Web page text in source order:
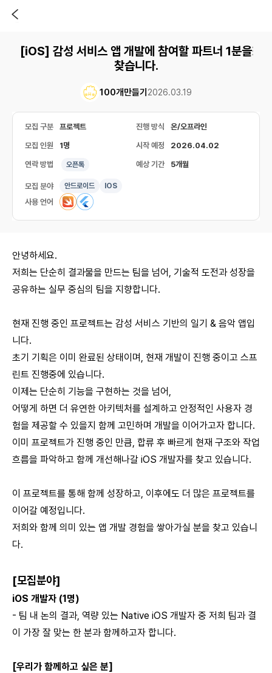
[iOS] 감성 서비스 앱 개발에 참여할 파트너 1분을
찾습니다.
100개만들기 2026.03.19
모집 구분 프로젝트 진행 방식 온/오프라인
모집 인원 1명 시작 예정 2026.04.02
연락 방법 오픈톡 예상 기간 5개월
모집 분야 안드로이드 IOS
사용 언어
안녕하세요.
저희는 단순히 결과물을 만드는 팀을 넘어, 기술적 도전과 성장을
공유하는 실무 중심의 팀을 지향합니다.
현재 진행 중인 프로젝트는 감성 서비스 기반의 일기 & 음악 앱입
니다.
초기 기획은 이미 완료된 상태이며, 현재 개발이 진행 중이고 스프
린트 진행중에 있습니다.
이제는 단순히 기능을 구현하는 것을 넘어,
어떻게 하면 더 유연한 아키텍처를 설계하고 안정적인 사용자 경
험을 제공할 수 있을지 함께 고민하며 개발을 이어가고자 합니다.
이미 프로젝트가 진행 중인 만큼, 합류 후 빠르게 현재 구조와 작업
흐름을 파악하고 함께 개선해나갈 iOS 개발자를 찾고 있습니다.
이 프로젝트를 통해 함께 성장하고, 이후에도 더 많은 프로젝트를
이어갈 예정입니다.
저희와 함께 의미 있는 앱 개발 경험을 쌓아가실 분을 찾고 있습니
다.
[모집분야]
iOS 개발자 (1명)
- 팀 내 논의 결과, 역량 있는 Native iOS 개발자 중 저희 팀과 결
이 가장 잘 맞는 한 분과 함께하고자 합니다.
[우리가 함께하고 싶은 분]